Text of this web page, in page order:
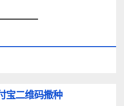
宝二维码撒种